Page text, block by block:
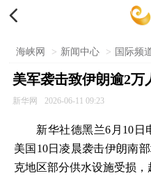

海峡网 > 新闻中心 > 国际频
美军袭击致伊朗逾2万
新华网 2026-06-11 09:23
新华社德黑兰6月10日
美国10日凌晨袭击伊朗南
克地区部分供水设施受损